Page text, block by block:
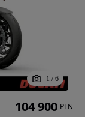
1 / 6
104 900 PLN